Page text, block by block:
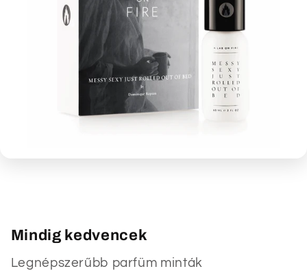
felejthetetlen.
Vásárolj most
Mindig kedvencek
Legnépszerűbb parfüm minták